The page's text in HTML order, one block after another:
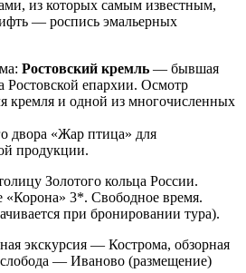
из которых самым известным,
— роспись эмальерных
Ростовский кремль — бывшая
Ростовской епархии. Осмотр
кремля и одной из многочисленных
двора «Жар птица» для
продукции.
Золотого кольца России.
«Корона» 3*. Свободное время.
при бронировании тура).
экскурсия — Кострома, обзорная
слобода — Иваново (размещение)